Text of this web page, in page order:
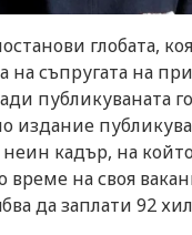
глобата,
на съпругата на
публикуваната
издание
кадър, на
време на своя
да заплати 92